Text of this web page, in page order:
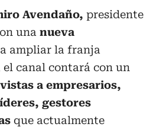
Avendaño, presidente
una nueva
ampliar la franja
canal contará con un
a empresarios,
gestores
que actualmente